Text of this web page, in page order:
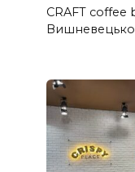
CRAFT coffee